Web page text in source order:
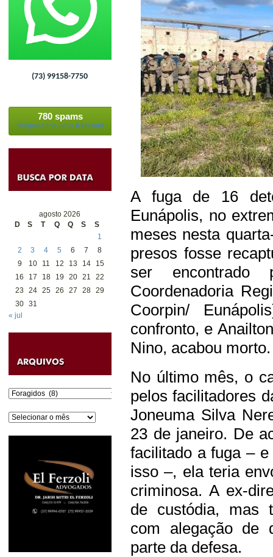
(73) 99158-7750
780 spams
bloqueados pelo Akismet
agosto 2026
D
S T Q Q S
S
1
2
3 4 5 6 7
8
9
10 11 12 13 14
15
16
17 18 19 20 21
22
23
24 25 26 27 28 29
30 31
« jul
Categorias
Arquivos
A fuga de 16
Eunápolis, no
meses nesta
presos fosse
ser
Coordenadoria
Coorpin/
confronto, e
Nino, acabou morto.
No último mês, o
pelos facilitadores
Joneuma Silva
23 de janeiro. De
facilitado a fuga –
isso –, ela teria
criminosa. A ex-
de custódia, mas
com alegação de
parte da defesa.